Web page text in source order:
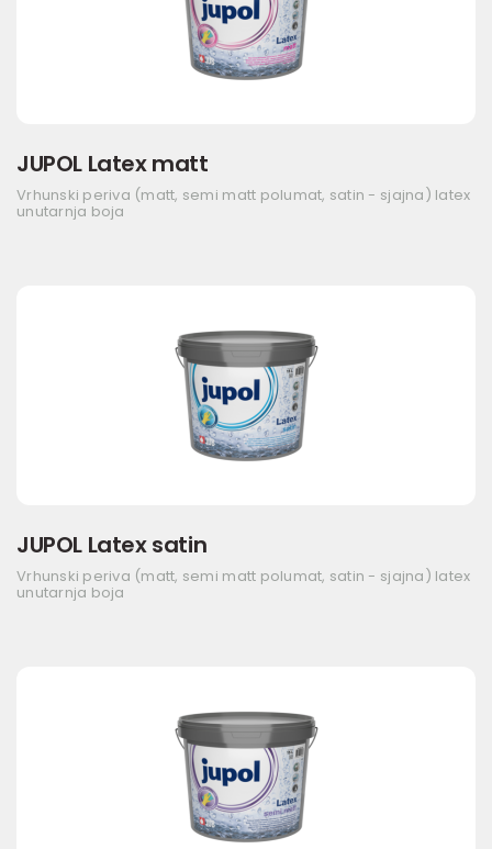
JUPOL Latex matt
Vrhunski periva (matt, semi matt polumat, satin - sjajna) latex
unutarnja boja
JUPOL Latex satin
Vrhunski periva (matt, semi matt polumat, satin - sjajna) latex
unutarnja boja